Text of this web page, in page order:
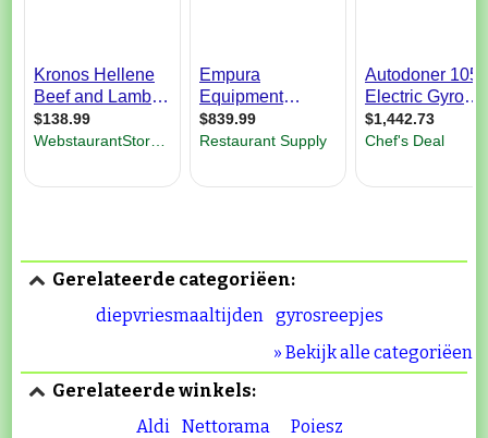
Gerelateerde categoriëen:
diepvriesmaaltijden gyrosreepjes
» Bekijk alle categoriëen
Gerelateerde winkels:
Aldi Nettorama
Poiesz